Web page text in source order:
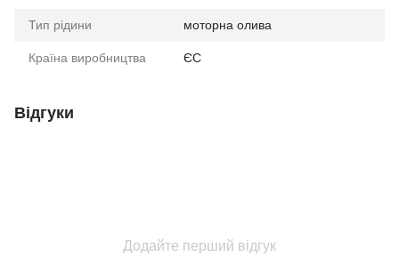
Тип рідини моторна олива
Країна виробництва ЄС
Відгуки
Додайте перший відгук